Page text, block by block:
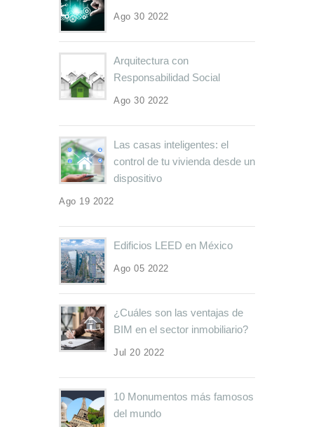
Ago 30 2022
Arquitectura con
Responsabilidad Social
Ago 30 2022
Las casas inteligentes: el
control de tu vivienda desde un
dispositivo
Ago 19 2022
Edificios LEED en México
Ago 05 2022
¿Cuáles son las ventajas de
BIM en el sector inmobiliario?
Jul 20 2022
10 Monumentos más famosos
del mundo